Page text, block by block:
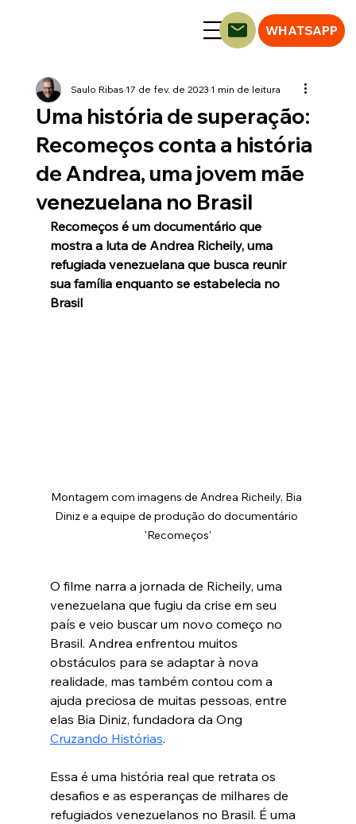
WHATSAPP
Uma história de superação:
Recomeços conta a história
de Andrea, uma jovem mãe
venezuelana no Brasil
Saulo Ribas17 de fev. de 20231 min de leitura
Recomeços é um documentário que
mostra a luta de Andrea Richeily, uma
refugiada venezuelana que busca reunir
sua família enquanto se estabelecia no
Brasil
Montagem com imagens de Andrea Richeily, Bia
Diniz e a equipe de produção do documentário
'Recomeços'
O filme narra a jornada de Richeily, uma
venezuelana que fugiu da crise em seu
país e veio buscar um novo começo no
Brasil. Andrea enfrentou muitos
obstáculos para se adaptar à nova
realidade, mas também contou com a
ajuda preciosa de muitas pessoas, entre
elas Bia Diniz, fundadora da Ong
Cruzando Histórias.
Essa é uma história real que retrata os
desafios e as esperanças de milhares de
refugiados venezuelanos no Brasil. É uma